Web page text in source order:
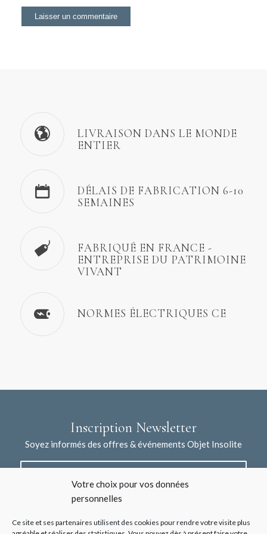
Votre choix pour vos données
personnelles
Ce site et ses partenaires utilisent des cookies pour rendre votre visite plus
LIVRAISON DANS LE MONDE
ENTIER
DÉLAIS DE FABRICATION 6-10
SEMAINES
FABRIQUÉ EN FRANCE -
ENTREPRISE DU PATRIMOINE
VIVANT
NORMES ÉLECTRIQUES CE
Inscription Newsletter
Soyez informés des offres & événements Objet Insolite